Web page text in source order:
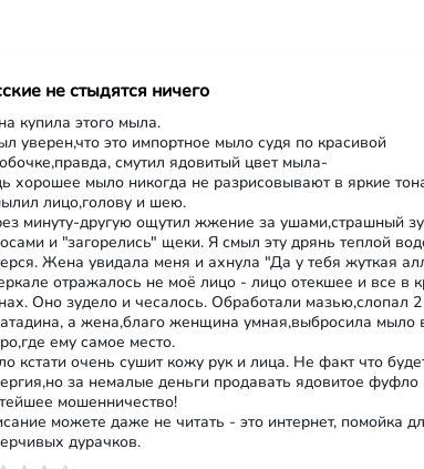
не стыдятся ничего
купила этого мыла.
уверен,что это импортное мыло судя по красивой
смутил ядовитый цвет мыла-
хорошее мыло никогда не разрисовывают в яркие
лицо,голову и шею.
минуту-другую ощутил жжение за ушами,страшный
и "загорелись" щеки. Я смыл эту дрянь теплой
Жена увидала меня и ахнула "Да у тебя жуткая
отражалось не моё лицо - лицо отекшее и все в
Оно зудело и чесалось. Обработали мазью,слопал 2
а жена,благо женщина умная,выбросила мыло
ему самое место.
кстати очень сушит кожу рук и лица. Не факт что
за немалые деньги продавать ядовитое фуфло
мошенничество!
можете даже не читать - это интернет, помойка
дурачков.